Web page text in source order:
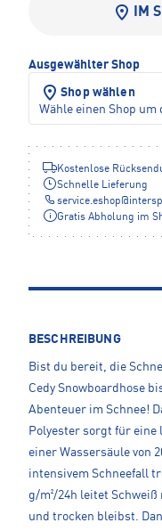
IM
Ausgewählter Shop
Shop wählen
Wähle einen Shop um
Kostenlose
Schnelle Lieferung
service.eshop@
Gratis Abholung im
BESCHREIBUNG
Bist du bereit, die
Cedy Snowboardhose
Abenteuer im Schnee!
Polyester sorgt für
einer Wassersäule von
intensivem Schneefall
g/m²/24h leitet
und trocken bleibst.